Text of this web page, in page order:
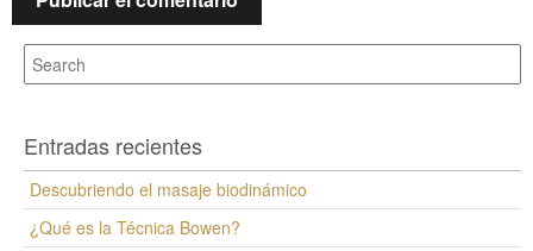
Entradas recientes
Descubriendo el masaje biodinámico
¿Qué es la Técnica Bowen?